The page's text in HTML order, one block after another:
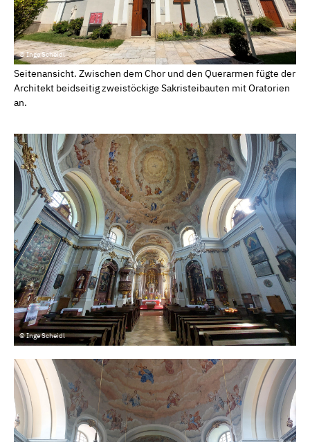
© Inge Scheidl
Seitenansicht. Zwischen dem Chor und den Querarmen fügte der
Architekt beidseitig zweistöckige Sakristeibauten mit Oratorien
an.
© Inge Scheidl